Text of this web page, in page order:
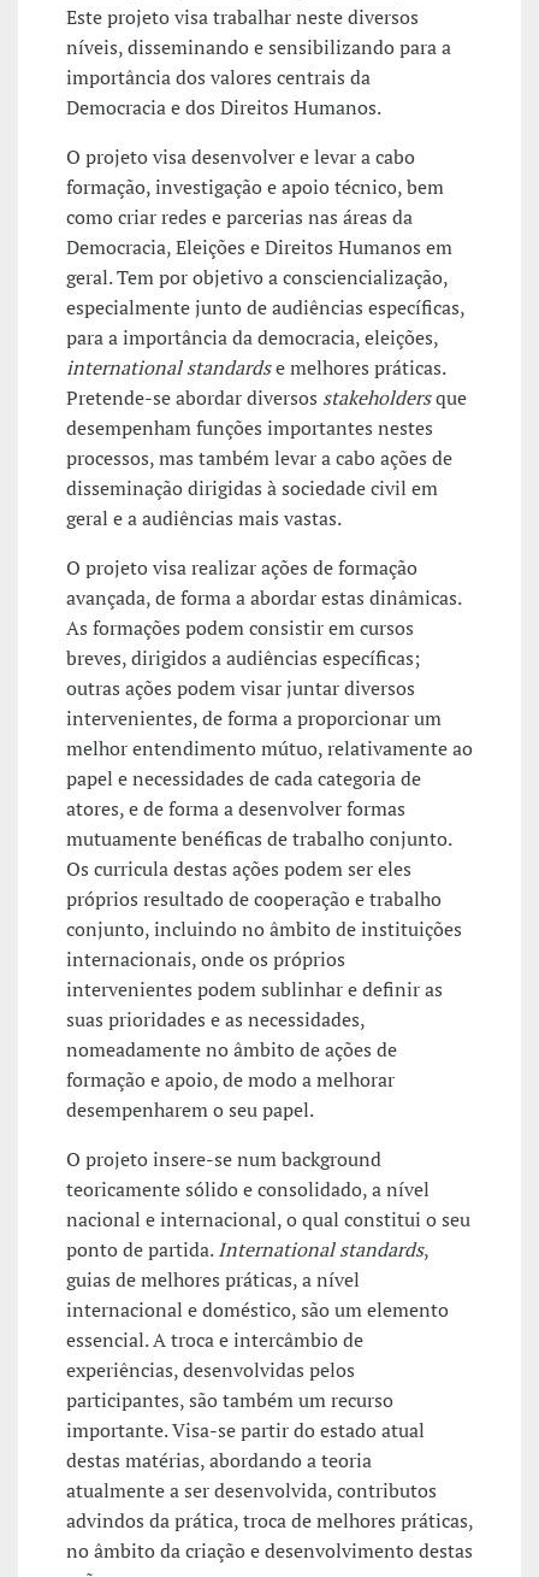
Este projeto visa trabalhar neste diversos
níveis, disseminando e sensibilizando para a
importância dos valores centrais da
Democracia e dos Direitos Humanos.
O projeto visa desenvolver e levar a cabo
formação, investigação e apoio técnico, bem
como criar redes e parcerias nas áreas da
Democracia, Eleições e Direitos Humanos em
geral. Tem por objetivo a consciencialização,
especialmente junto de audiências específicas,
para a importância da democracia, eleições,
international standardse melhores práticas.
Pretende-se abordar diversos stakeholdersque
desempenham funções importantes nestes
processos, mas também levar a cabo ações de
disseminação dirigidas à sociedade civil em
geral e a audiências mais vastas.
O projeto visa realizar ações de formação
avançada, de forma a abordar estas dinâmicas.
As formações podem consistir em cursos
breves, dirigidos a audiências específicas;
outras ações podem visar juntar diversos
intervenientes, de forma a proporcionar um
melhor entendimento mútuo, relativamente ao
papel e necessidades de cada categoria de
atores, e de forma a desenvolver formas
mutuamente benéficas de trabalho conjunto.
Os curricula destas ações podem ser eles
próprios resultado de cooperação e trabalho
conjunto, incluindo no âmbito de instituições
internacionais, onde os próprios
intervenientes podem sublinhar e definir as
suas prioridades e as necessidades,
nomeadamente no âmbito de ações de
formação e apoio, de modo a melhorar
desempenharem o seu papel.
O projeto insere-se num background
teoricamente sólido e consolidado, a nível
nacional e internacional, o qual constitui o seu
ponto de partida.International standards,
guias de melhores práticas, a nível
internacional e doméstico, são um elemento
essencial. A troca e intercâmbio de
experiências, desenvolvidas pelos
participantes, são também um recurso
importante. Visa-se partir do estado atual
destas matérias, abordando a teoria
atualmente a ser desenvolvida, contributos
advindos da prática, troca de melhores práticas,
no âmbito da criação e desenvolvimento destas